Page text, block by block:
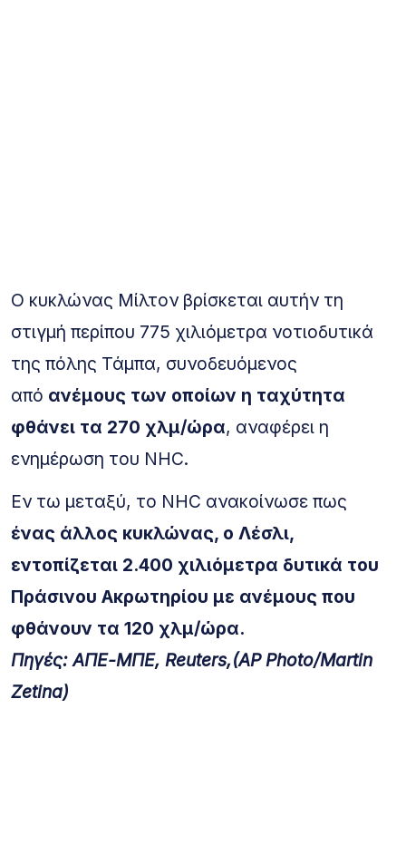
Ο κυκλώνας Μίλτον βρίσκεται αυτήν τη
στιγμή περίπου 775 χιλιόμετρα νοτιοδυτικά
της πόλης Τάμπα, συνοδευόμενος
από ανέμους των οποίων η ταχύτητα
φθάνει τα 270 χλμ/ώρα, αναφέρει η
ενημέρωση του NHC.
Εν τω μεταξύ, το NHC ανακοίνωσε πως
ένας άλλος κυκλώνας, ο Λέσλι,
εντοπίζεται 2.400 χιλιόμετρα δυτικά του
Πράσινου Ακρωτηρίου με ανέμους που
φθάνουν τα 120 χλμ/ώρα.
Πηγές: ΑΠΕ-ΜΠΕ, Reuters,(AP Photo/Martin
Zetina)